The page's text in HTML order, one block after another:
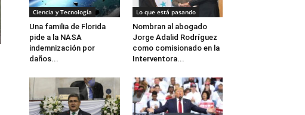
Ciencia y Tecnología
Una familia de Florida
pide a la NASA
indemnización por
daños...
Lo que está pasando
Nombran al abogado
Jorge Adalid Rodríguez
como comisionado en la
Interventora...